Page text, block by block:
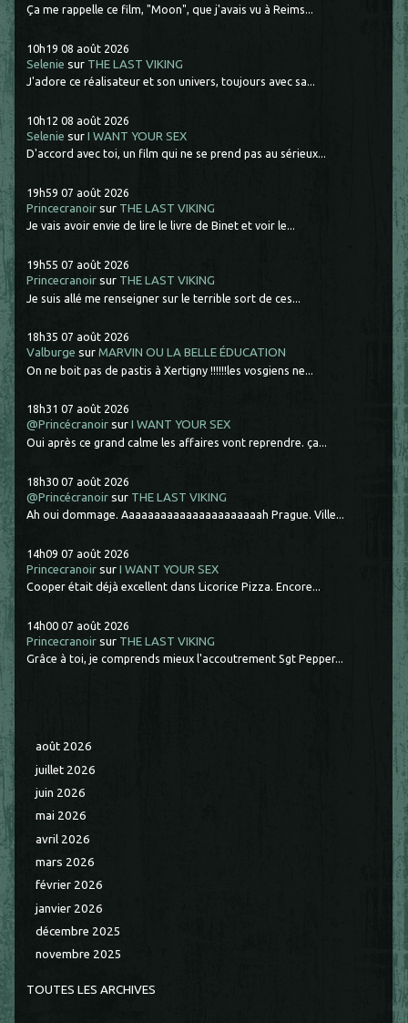
Ça me rappelle ce film, "Moon", que j'avais vu à Reims...
10h19 08 août 2026
Selenie sur THE LAST VIKING
J'adore ce réalisateur et son univers, toujours avec sa...
10h12 08 août 2026
Selenie surI WANT YOUR SEX
D'accord avec toi, un film qui ne se prend pas au sérieux...
19h59 07 août 2026
Princecranoir sur THE LAST VIKING
Je vais avoir envie de lire le livre de Binet et voir le...
19h55 07 août 2026
Princecranoir sur THE LAST VIKING
Je suis allé me renseigner sur le terrible sort de ces...
18h35 07 août 2026
Valburge surMARVIN OU LA BELLE ÉDUCATION
On ne boit pas de pastis à Xertigny !!!!!!les vosgiens ne...
18h31 07 août 2026
@Princécranoir surI WANT YOUR SEX
Oui après ce grand calme les affaires vont reprendre. ça...
18h30 07 août 2026
@Princécranoir sur THE LAST VIKING
Ah oui dommage. Aaaaaaaaaaaaaaaaaaaaaah Prague. Ville...
14h09 07 août 2026
Princecranoir surI WANT YOUR SEX
Cooper était déjà excellent dans Licorice Pizza. Encore...
14h00 07 août 2026
Princecranoir sur THE LAST VIKING
Grâce à toi, je comprends mieux l'accoutrement Sgt Pepper...
août 2026
juillet 2026
juin 2026
mai 2026
avril 2026
mars 2026
février 2026
janvier 2026
décembre 2025
novembre 2025
TOUTES LES ARCHIVES